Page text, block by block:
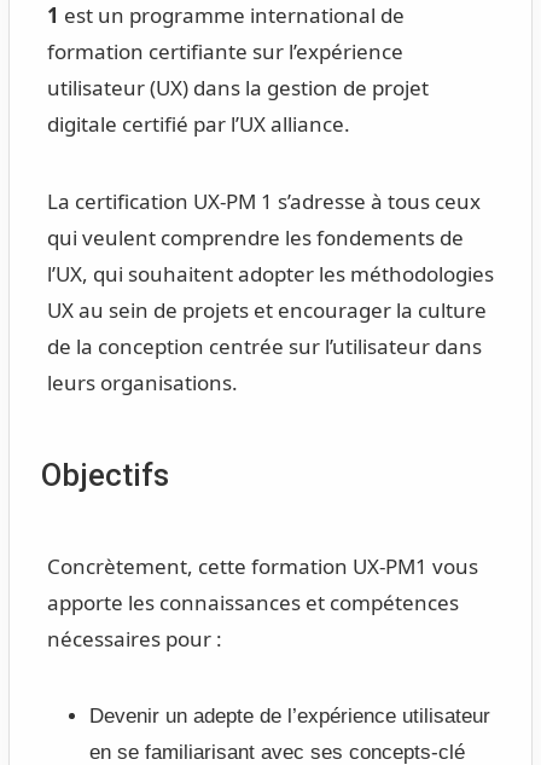
1 est un programme international de
formation certifiante sur l’expérience
utilisateur (UX) dans la gestion de projet
digitale certifié par l’UX alliance.
La certification UX-PM 1 s’adresse à tous ceux
qui veulent comprendre les fondements de
l’UX, qui souhaitent adopter les méthodologies
UX au sein de projets et encourager la culture
de la conception centrée sur l’utilisateur dans
leurs organisations.
Objectifs
Concrètement, cette formation UX-PM1 vous
apporte les connaissances et compétences
nécessaires pour :
Devenir un adepte de l’expérience utilisateur
en se familiarisant avec ses concepts-clé